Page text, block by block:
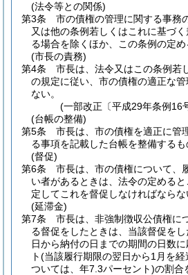
(法令等との関係)
第3条
市の債権の管理に関する事務
又は他の条例若しくはこれに基づ
る場合を除くほか、この条例の定め
(市長の責務)
第4条
市長は、法令又はこの条例若
の規定に従い、市の債権の適正な
ない。
(一部改正〔平成29年条例16
(台帳の整備)
第5条
市長は、市の債権を適正に管
る事項を記載した台帳を整備するも
(督促)
第6条
市長は、市の債権について、
い者があるときは、法令の定める
定してこれを督促しなければならな
(延滞金)
第7条
市長は、非強制徴収公債権に
る督促をしたときは、当該督促を
日から納付の日までの期間の日数
ト(当該履行期限の翌日から1月を
ついては、年7.3パーセント)の割合